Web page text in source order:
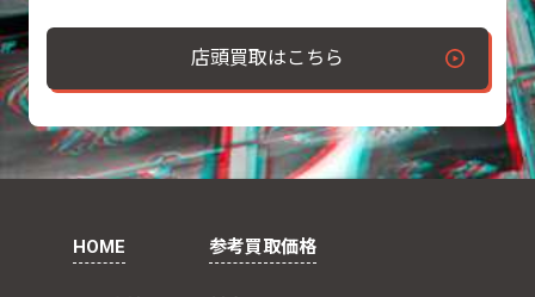
店頭買取はこちら
HOME 参考買取価格